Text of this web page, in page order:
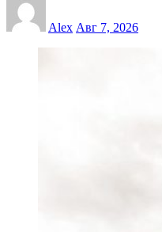
Alex Авг 7, 2026